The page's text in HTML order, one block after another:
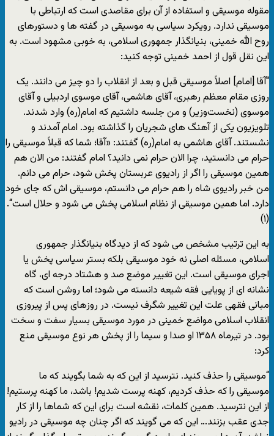
مقوله موسیقی و استفاده از آن برای مقاصدی است که ارتباطی با
موسیقی ندارد. رویکرد سیاسی به موسیقی در گفته ها و دستورهای
روح الله خمینی، بنیانگذار جمهوری اسلامی، به خوبی مشهود است. به
این نقل قول از احمد خمینی توجه کنید:
“آقا [امام] اصلاً موسیقی قبل و بعد از انقلاب را دو چیز می دانند. یک
روزی مقام معظم رهبری، آقای هاشمی، آقای موسوی اردبیلی و آقای
موسوی (نخست‌وزیر) و من جلسه داشتیم که امام(ره) وارد شدند.
تلویزیون یکی از آهنگ های شجریان را گذاشته بود. امام آمدند و
نشستند. آقای هاشمی به امام(ره) گفتند: «آقا؛ شما که قبلاً موسیقی را
حرام می دانستید، چرا الان حرام نمی دانید؟ امام گفتند: من الان هم
همین موسیقی را اگر از رادیوی عربستان پخش شود، حرام می دانم.
من خبر رادیوی شاه را هم حرام می دانستم، موسیقی اش که جای خود
دارد. اما همین موسیقی از نظام اسلامی پخش می شود و حلال است“.
(۱)
به این ترتیب مشخص می شود که از دیدگاه بنیانگذار جمهوری
اسلامی، مسئله اصلی نه خود موسیقی بلکه بستر سیاسی پخش یا
اجرای موسیقی است. این تغییر موضع صد و هشتاد درجه ای، گاه
نشانه ای از پویایی فقه شیعه دانسته می شود؛ اما روشن است که
مبانی فقهی علت این تغییر شگرف نیست. در روزهای پس از پیروزی
انقلاب اسلامی مواضع خمینی در مورد موسیقی بسیار سفت و سخت
بود. در تیرماه ۱۳۵۸ او صدا و سیما را از پخش هر نوع موسیقی منع
کرد:
“موسیقی را حذف کنید. نترسید از این که به شما بگویند که ما
موسیقی را که حذف کردیم، کهنه پرست شدیم! باشد، ما کهنه پرستیم!
از این نترسید. همین کلمات، نقشه است برای این که شماها را از کار
جدی عقب بزنند… این که می گویند که اگر چنان چه موسیقی در رادیو